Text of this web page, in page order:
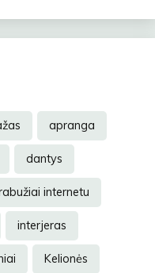
apranga
dantys
internetu
interjeras
Kelionės